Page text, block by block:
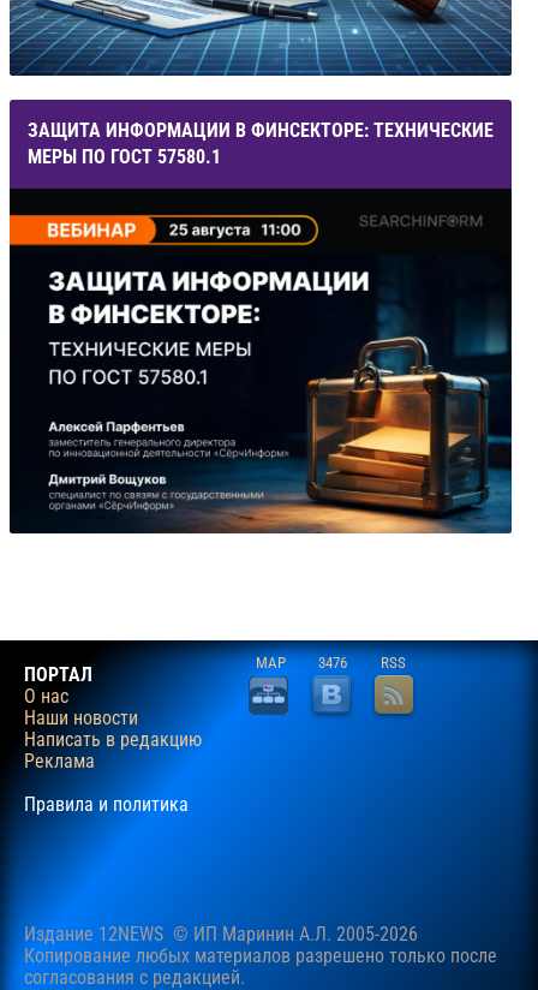
ЗАЩИТА ИНФОРМАЦИИ В ФИНСЕКТОРЕ: ТЕХНИЧЕСКИЕ
МЕРЫ ПО ГОСТ 57580.1
ПОРТАЛ
О нас
Наши новости
Написать в редакцию
Реклама
Правила и политика
MAP 3476 RSS
Издание 12NEWS © ИП Маринин А.Л. 2005-2026
Копирование любых материалов разрешено только после
согласования c редакцией.